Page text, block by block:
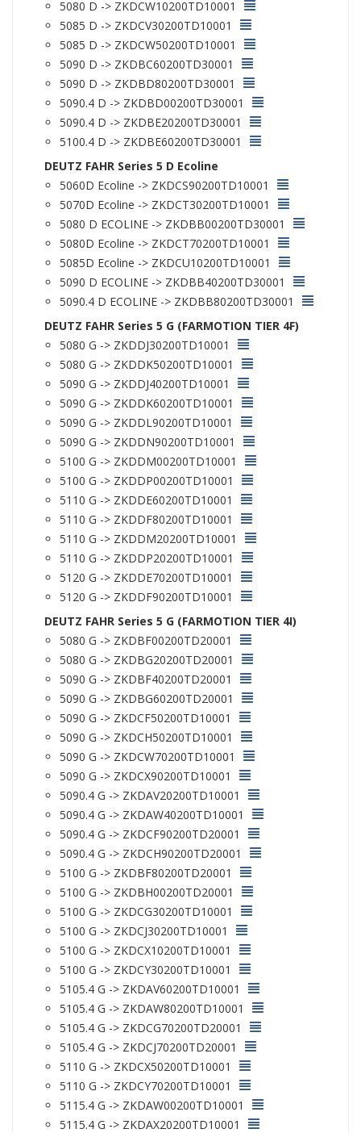
5080 D -> ZKDCW10200TD10001
5085 D -> ZKDCV30200TD10001
5085 D -> ZKDCW50200TD10001
5090 D -> ZKDBC60200TD30001
5090 D -> ZKDBD80200TD30001
5090.4 D -> ZKDBD00200TD30001
5090.4 D -> ZKDBE20200TD30001
5100.4 D -> ZKDBE60200TD30001
DEUTZ FAHR Series 5 D Ecoline
5060D Ecoline -> ZKDCS90200TD10001
5070D Ecoline -> ZKDCT30200TD10001
5080 D ECOLINE -> ZKDBB00200TD30001
5080D Ecoline -> ZKDCT70200TD10001
5085D Ecoline -> ZKDCU10200TD10001
5090 D ECOLINE -> ZKDBB40200TD30001
5090.4 D ECOLINE -> ZKDBB80200TD30001
DEUTZ FAHR Series 5 G (FARMOTION TIER 4F)
5080 G -> ZKDDJ30200TD10001
5080 G -> ZKDDK50200TD10001
5090 G -> ZKDDJ40200TD10001
5090 G -> ZKDDK60200TD10001
5090 G -> ZKDDL90200TD10001
5090 G -> ZKDDN90200TD10001
5100 G -> ZKDDM00200TD10001
5100 G -> ZKDDP00200TD10001
5110 G -> ZKDDE60200TD10001
5110 G -> ZKDDF80200TD10001
5110 G -> ZKDDM20200TD10001
5110 G -> ZKDDP20200TD10001
5120 G -> ZKDDE70200TD10001
5120 G -> ZKDDF90200TD10001
DEUTZ FAHR Series 5 G (FARMOTION TIER 4I)
5080 G -> ZKDBF00200TD20001
5080 G -> ZKDBG20200TD20001
5090 G -> ZKDBF40200TD20001
5090 G -> ZKDBG60200TD20001
5090 G -> ZKDCF50200TD10001
5090 G -> ZKDCH50200TD10001
5090 G -> ZKDCW70200TD10001
5090 G -> ZKDCX90200TD10001
5090.4 G -> ZKDAV20200TD10001
5090.4 G -> ZKDAW40200TD10001
5090.4 G -> ZKDCF90200TD20001
5090.4 G -> ZKDCH90200TD20001
5100 G -> ZKDBF80200TD20001
5100 G -> ZKDBH00200TD20001
5100 G -> ZKDCG30200TD10001
5100 G -> ZKDCJ30200TD10001
5100 G -> ZKDCX10200TD10001
5100 G -> ZKDCY30200TD10001
5105.4 G -> ZKDAV60200TD10001
5105.4 G -> ZKDAW80200TD10001
5105.4 G -> ZKDCG70200TD20001
5105.4 G -> ZKDCJ70200TD20001
5110 G -> ZKDCX50200TD10001
5110 G -> ZKDCY70200TD10001
5115.4 G -> ZKDAW00200TD10001
5115.4 G -> ZKDAX20200TD10001